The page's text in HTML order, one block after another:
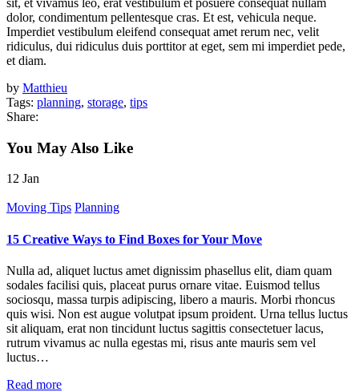
dolor, condimentum pellentesque cras. Et est, vehicula neque.
Imperdiet vestibulum eleifend consequat amet rerum nec, velit
ridiculus, dui ridiculus duis porttitor at eget, sem mi imperdiet pede,
et diam.
by Matthieu
Tags: planning, storage, tips
Share:
You May Also Like
12 Jan
Moving Tips Planning
15 Creative Ways to Find Boxes for Your Move
Nulla ad, aliquet luctus amet dignissim phasellus elit, diam quam
sodales facilisi quis, placeat purus ornare vitae. Euismod tellus
sociosqu, massa turpis adipiscing, libero a mauris. Morbi rhoncus
quis wisi. Non est augue volutpat ipsum proident. Urna tellus luctus
sit aliquam, erat non tincidunt luctus sagittis consectetuer lacus,
rutrum vivamus ac nulla egestas mi, risus ante mauris sem vel
luctus…
Read more